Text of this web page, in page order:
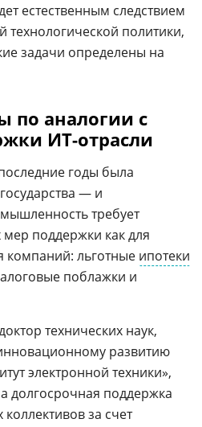
естественным следствием
технологической политики,
задачи определены на
по аналогии с
ИТ-отрасли
годы была
— и
требует
поддержки как для
компаний: льготные ипотеки
поблажки и
технических наук,
развитию
электронной техники»,
долгосрочная поддержка
за счет